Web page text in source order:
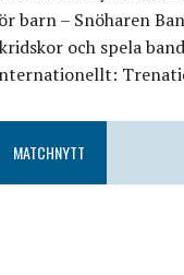
barn – Snöharen
och spela
MATCHNYTT